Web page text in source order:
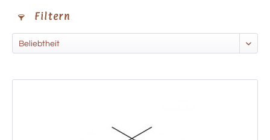
Filtern